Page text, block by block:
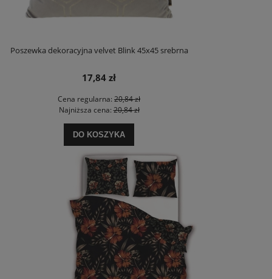
Poszewka dekoracyjna velvet Blink 45x45 srebrna
17,84 zł
Cena regularna: 20,84 zł
Najniższa cena:20,84 zł
DO KOSZYKA